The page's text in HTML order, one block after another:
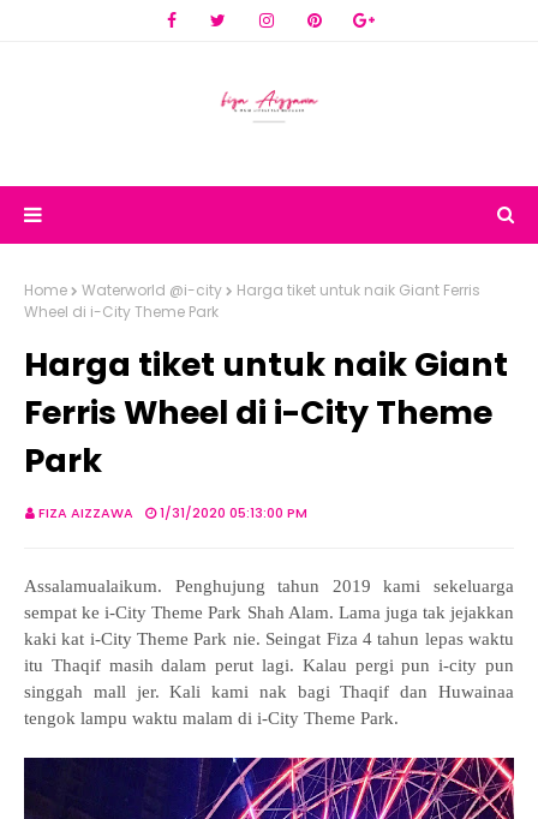
Home Waterworld @i-city
Harga tiket untuk naik Giant Ferris
Wheel di i-City Theme Park
Harga tiket untuk naik Giant
Ferris Wheel di i-City Theme
Park
FIZA AIZZAWA 1/31/2020 05:13:00 PM
Assalamualaikum. Penghujung tahun 2019 kami sekeluarga
sempat ke i-City Theme Park Shah Alam. Lama juga tak jejakkan
kaki kat i-City Theme Park nie. Seingat Fiza 4 tahun lepas waktu
itu Thaqif masih dalam perut lagi. Kalau pergi pun i-city pun
singgah mall jer. Kali kami nak bagi Thaqif dan Huwainaa
tengok lampu waktu malam di i-City Theme Park.